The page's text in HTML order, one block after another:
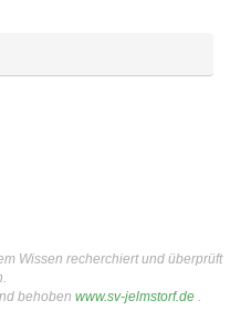
Wissen recherchiert und überprüft
behoben www.sv-jelmstorf.de .